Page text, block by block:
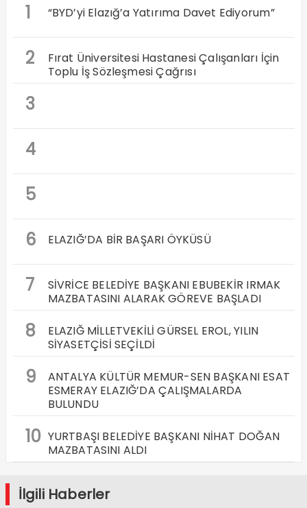
1 “BYD’yi Elazığ’a Yatırıma Davet Ediyorum”
2
Fırat Üniversitesi Hastanesi Çalışanları İçin
Toplu İş Sözleşmesi Çağrısı
3
4
5
6
ELAZIĞ’DA BİR BAŞARI ÖYKÜSÜ
7
SİVRİCE BELEDİYE BAŞKANI EBUBEKİR IRMAK
MAZBATASINI ALARAK GÖREVE BAŞLADI
8
ELAZIĞ MİLLETVEKİLİ GÜRSEL EROL, YILIN
SİYASETÇİSİ SEÇİLDİ
9
ANTALYA KÜLTÜR MEMUR-SEN BAŞKANI ESAT
ESMERAY ELAZIĞ’DA ÇALIŞMALARDA
BULUNDU
10 YURTBAŞI BELEDİYE BAŞKANI NİHAT DOĞAN
MAZBATASINI ALDI
İlgili Haberler